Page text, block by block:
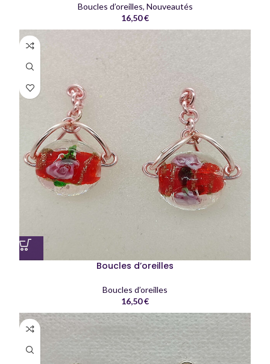
Boucles d’oreilles, Nouveautés
16,50€
Boucles d’oreilles
Boucles d’oreilles
16,50€